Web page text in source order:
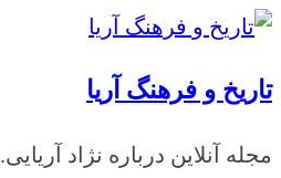
رفتن
محتوا
تاریخ و فرهنگ آریا
مجله آنلاین درباره نژاد آریایی.